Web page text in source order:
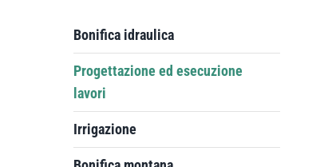
Bonifica idraulica
Progettazione ed esecuzione
lavori
Irrigazione